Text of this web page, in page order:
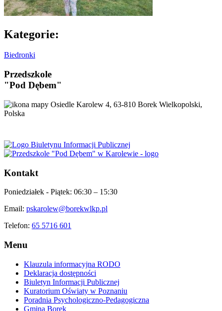
Kategorie:
Biedronki
Przedszkole
"Pod Dębem"
Osiedle Karolew 4, 63-810 Borek Wielkopolski,
Polska
Kontakt
Poniedziałek - Piątek: 06:30 – 15:30
Email: pskarolew@borekwlkp.pl
Telefon: 65 5716 601
Menu
Klauzula informacyjna RODO
Deklaracja dostępności
Biuletyn Informacji Publicznej
Kuratorium Oświaty w Poznaniu
Poradnia Psychologiczno-Pedagogiczna
Gmina Borek